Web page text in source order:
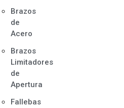
Brazos
de
Acero
Brazos
Limitadores
de
Apertura
Fallebas